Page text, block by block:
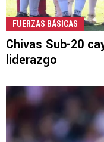
FUERZAS BÁSICAS
Chivas Sub-20
liderazgo